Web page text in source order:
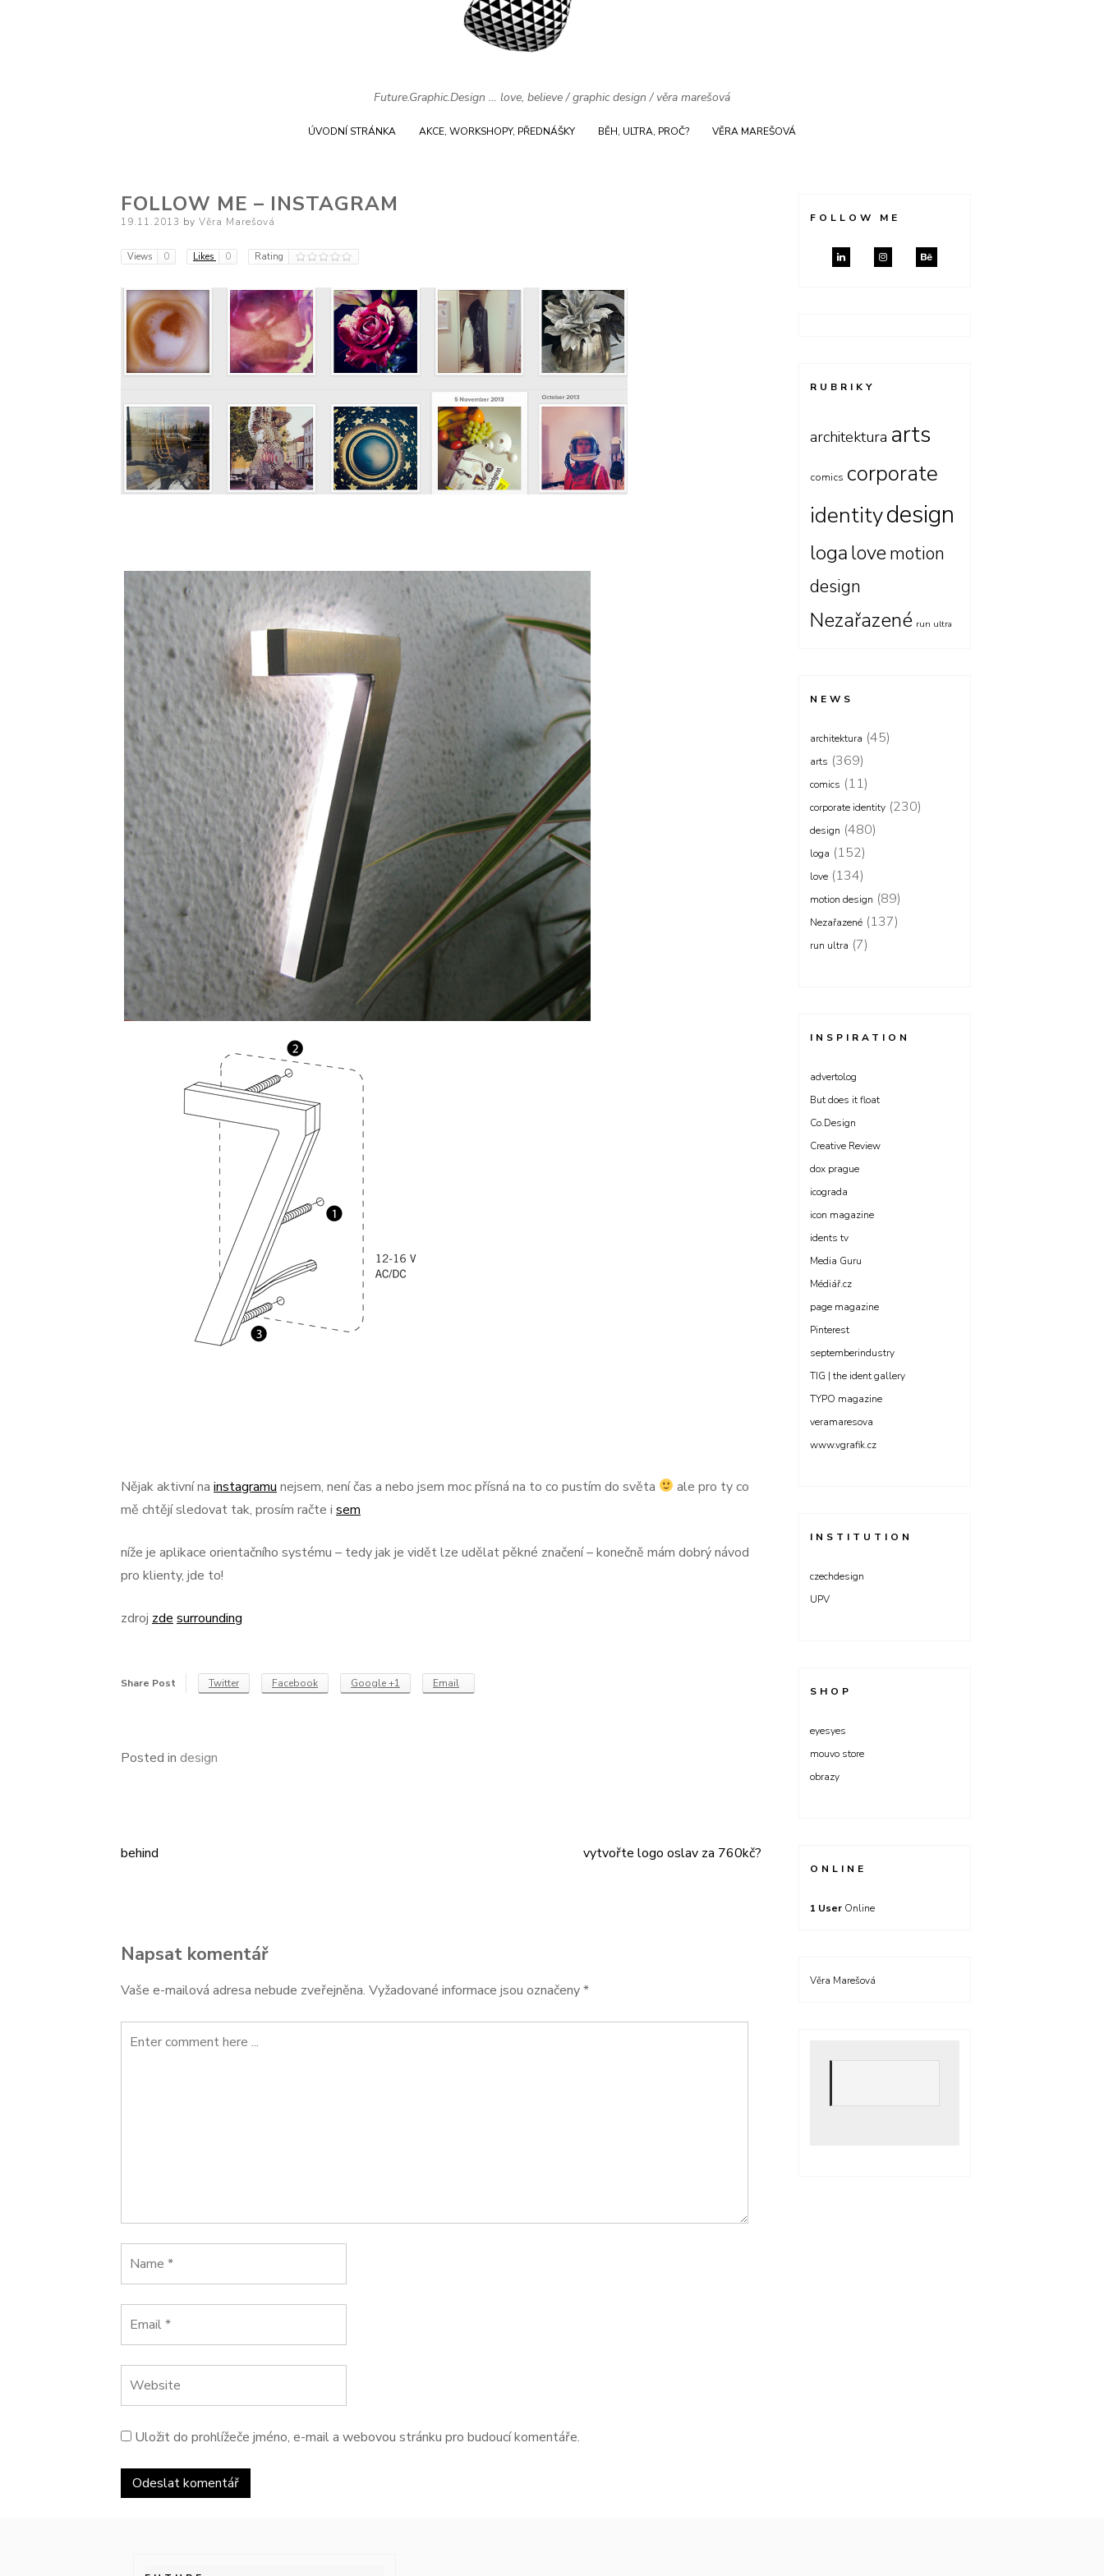
Future.Graphic.Design … love, believe / graphic design / věra marešová
ÚVODNÍ STRÁNKA AKCE, WORKSHOPY, PŘEDNÁŠKY BĚH, ULTRA, PROČ? VĚRA MAREŠOVÁ
FOLLOW ME – INSTAGRAM
Posted
19.11.2013 by Věra Marešová
Views 0 Likes 0 Rating
Nějak aktivní na instagramu nejsem, není čas a nebo jsem moc přísná na to co pustím do světa
ale pro ty co
mě chtějí sledovat tak, prosím račte i sem
níže je aplikace orientačního systému – tedy jak je vidět lze udělat pěkné značení – konečně mám dobrý návod
pro klienty, jde to!
zdroj zde surrounding
Share Post Twitter Facebook Google +1 Email
Posted in design
Navigace
příspěvek
behind vytvořte logo oslav za 760kč?
Napsat komentář
Vaše e-mailová adresa nebude zveřejněna. Vyžadované informace jsou označeny*
Uložit do prohlížeče jméno, e-mail a webovou stránku pro budoucí komentáře.
FOLLOW ME
RUBRIKY
architektura arts
comics corporate
identitydesign
logalovemotion
design
Nezařazené run ultra
NEWS
architektura (45)
arts (369)
comics (11)
corporate identity (230)
design (480)
loga (152)
love (134)
motion design (89)
Nezařazené (137)
run ultra (7)
INSPIRATION
advertolog
But does it float
Co.Design
Creative Review
dox prague
icograda
icon magazine
idents tv
Media Guru
Médiář.cz
page magazine
Pinterest
septemberindustry
TIG | the ident gallery
TYPO magazine
veramaresova
www.vgrafik.cz
INSTITUTION
czechdesign
UPV
SHOP
eyesyes
mouvo store
obrazy
ONLINE
1 User Online
Věra Marešová